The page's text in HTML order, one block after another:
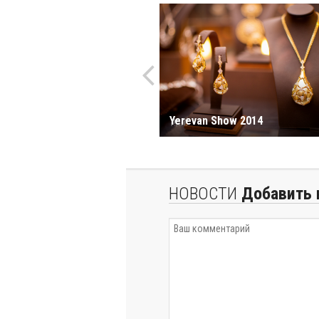
Yerevan Show 2014
НОВОСТИ Добавить